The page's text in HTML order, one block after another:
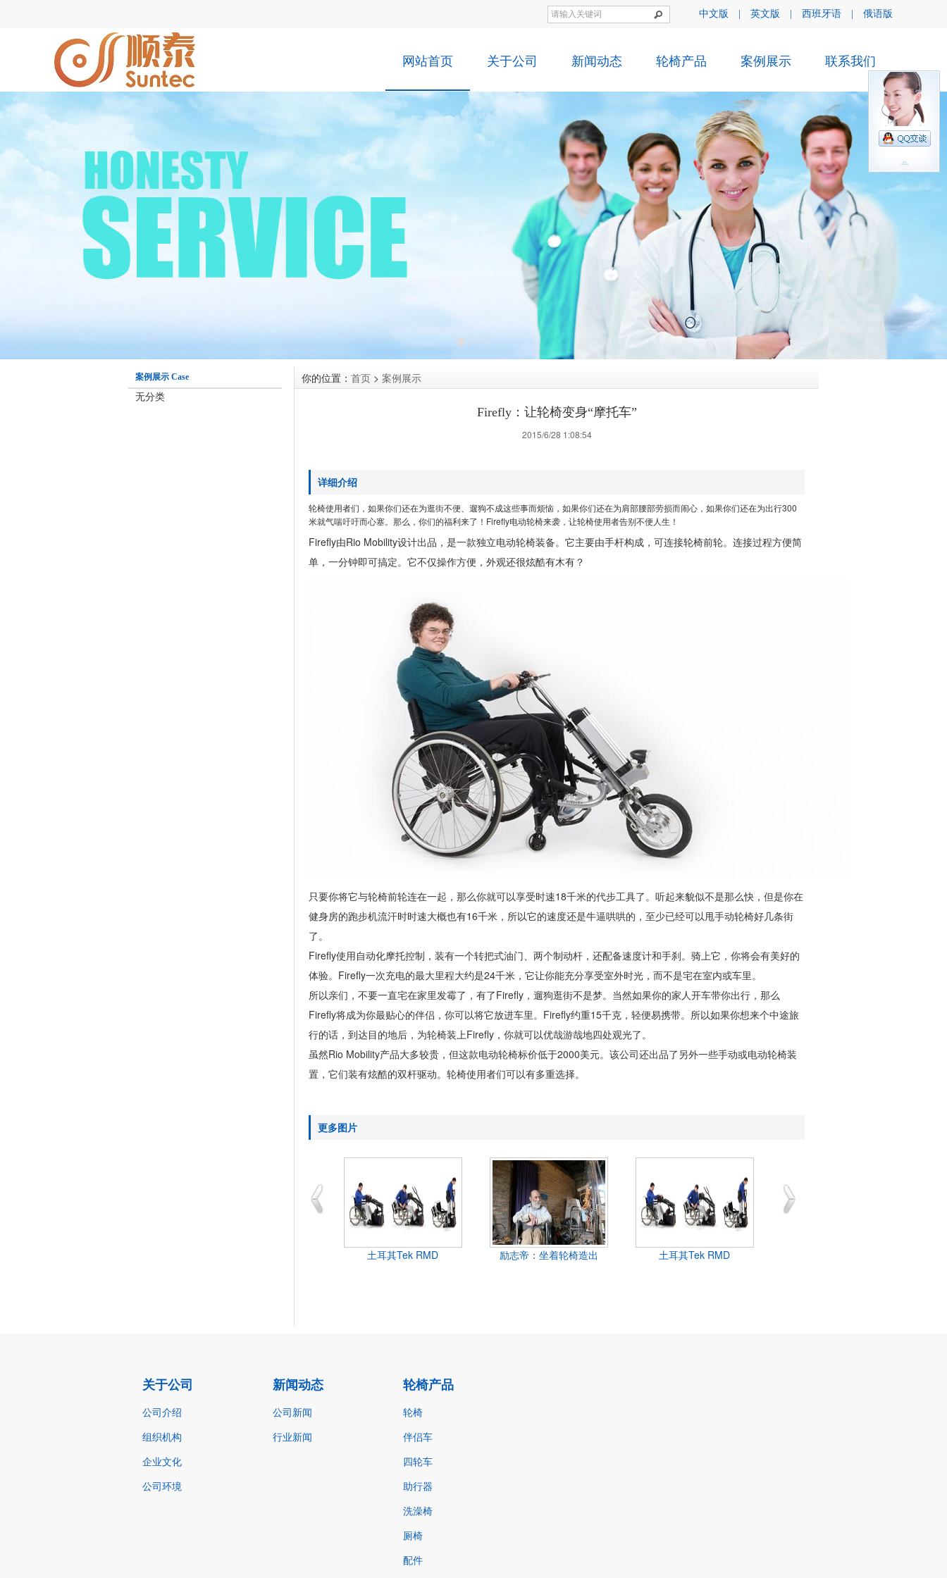
中文版 英文版 西班牙语 俄语版
网站首页 关于公司 新闻动态 轮椅产品 案例展示 联系我们
案例展示 Case
无分类
你的位置： 首页 > 案例展示
Firefly：让轮椅变身“摩托车”
2015/6/28 1:08:54
详细介绍
轮椅使用者们，如果你们还在为逛街不便、遛狗不成这些事而烦恼，如果你们还在为肩部腰部劳损而闹心，如果你们还在为出行300
米就气喘吁吁而心塞。那么，你们的福利来了！Firefly电动轮椅来袭，让轮椅使用者告别不便人生！
Firefly由Rio Mobility设计出品，是一款独立电动轮椅装备。它主要由手杆构成，可连接轮椅前轮。连接过程方便简
单，一分钟即可搞定。它不仅操作方便，外观还很炫酷有木有？
只要你将它与轮椅前轮连在一起，那么你就可以享受时速18千米的代步工具了。听起来貌似不是那么快，但是你在
健身房的跑步机流汗时时速大概也有16千米，所以它的速度还是牛逼哄哄的，至少已经可以甩手动轮椅好几条街
了。
Firefly使用自动化摩托控制，装有一个转把式油门、两个制动杆，还配备速度计和手刹。骑上它，你将会有美好的
体验。Firefly一次充电的最大里程大约是24千米，它让你能充分享受室外时光，而不是宅在室内或车里。
所以亲们，不要一直宅在家里发霉了，有了Firefly，遛狗逛街不是梦。当然如果你的家人开车带你出行，那么
Firefly将成为你最贴心的伴侣，你可以将它放进车里。Firefly约重15千克，轻便易携带。所以如果你想来个中途旅
行的话，到达目的地后，为轮椅装上Firefly，你就可以优哉游哉地四处观光了。
虽然Rio Mobility产品大多较贵，但这款电动轮椅标价低于2000美元。该公司还出品了另外一些手动或电动轮椅装
置，它们装有炫酷的双杆驱动。轮椅使用者们可以有多重选择。
更多图片
土耳其Tek RMD 励志帝：坐着轮椅造出 土耳其Tek RMD
关于公司
公司介绍
组织机构
企业文化
公司环境
新闻动态
公司新闻
行业新闻
轮椅产品
轮椅
伴侣车
四轮车
助行器
洗澡椅
厕椅
配件